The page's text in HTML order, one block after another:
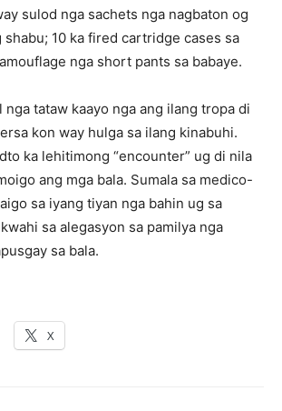
sulod nga sachets nga nagbaton og
shabu; 10 ka fired cartridge cases sa
nga short pants sa babaye.
nga tataw kaayo nga ang ilang tropa di
kon way hulga sa ilang kinabuhi.
ka lehitimong “encounter” ug di nila
ang mga bala. Sumala sa medico-
sa iyang tiyan nga bahin ug sa
sa alegasyon sa pamilya nga
sa bala.
X